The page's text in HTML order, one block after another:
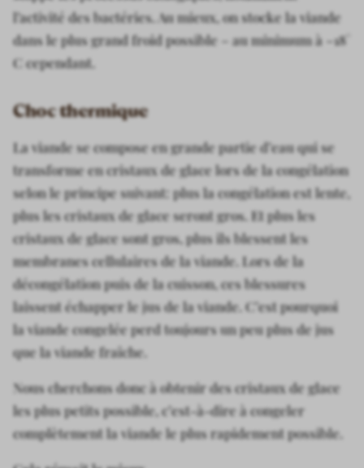
l’activité des bactéries. Au mieux, on stocke la viande
dans le plus grand froid possible – au minimum à –18°
C cependant.
Choc thermique
La viande se compose en grande partie d’eau qui se
transforme en cristaux de glace lors de la congélation
selon le principe suivant: plus la congélation est lente,
plus les cristaux de glace seront gros. Et plus les
cristaux de glace sont gros, plus ils blessent les
membranes cellulaires de la viande. Lors de la
décongélation puis de la cuisson, ces blessures
laissent échapper le jus de la viande. C’est pourquoi
la viande congelée perd toujours un peu plus de jus
que la viande fraîche.
Nous cherchons donc à obtenir des cristaux de glace
les plus petits possible, c’est-à-dire à congeler
complètement la viande le plus rapidement possible.